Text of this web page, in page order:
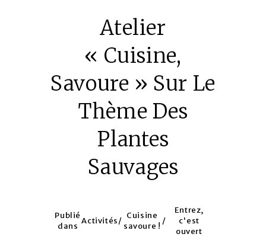
Atelier
« Cuisine,
Savoure » Sur Le
Thème Des
Plantes
Sauvages
Publié
dans
Activités/
Cuisine
savoure !
/
Entrez,
c'est
ouvert